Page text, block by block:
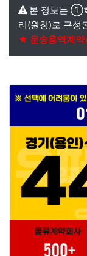
본 정보는 ①
리(원청)로 구성
★ 운송용역계
본문